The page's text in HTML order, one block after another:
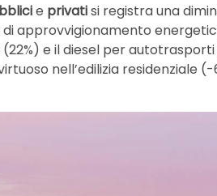
e privatisi registra una
di approvvigionamento
e il diesel per autotrasporti
nell’edilizia residenziale